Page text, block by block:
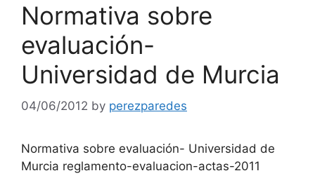
Normativa sobre
evaluación-
Universidad de Murcia
04/06/2012 by perezparedes
Normativa sobre evaluación- Universidad de
Murcia reglamento-evaluacion-actas-2011